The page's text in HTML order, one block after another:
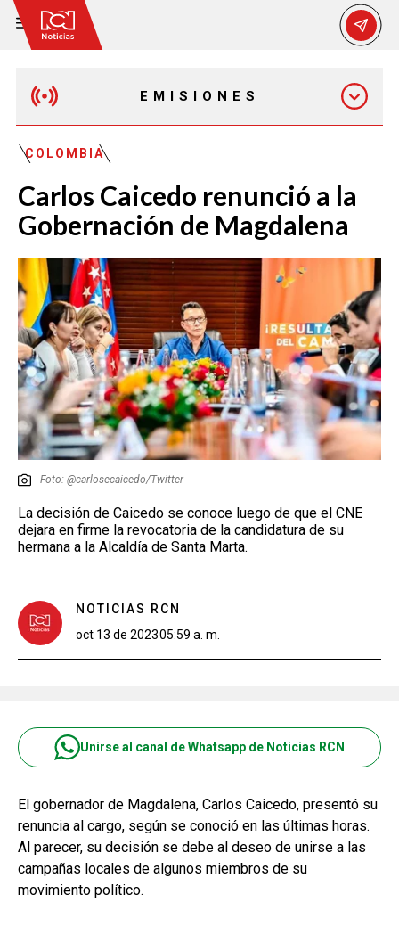
EMISIONES
EMISIÓN 7:00 PM
COLOMBIA
Carlos Caicedo renunció a la
Gobernación de Magdalena
Foto: @carlosecaicedo/Twitter
La decisión de Caicedo se conoce luego de que el CNE
dejara en firme la revocatoria de la candidatura de su
hermana a la Alcaldía de Santa Marta.
NOTICIAS RCN
oct 13 de 202305:59 a. m.
Unirse al canal de Whatsapp de Noticias RCN
El gobernador de Magdalena, Carlos Caicedo, presentó su
renuncia al cargo, según se conoció en las últimas horas.
Al parecer, su decisión se debe al deseo de unirse a las
campañas locales de algunos miembros de su
movimiento político.